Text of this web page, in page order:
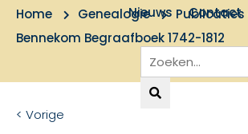
Nieuws Contact
Home Genealogie
Bennekom Begraafboek 1742-1812
< Vorige